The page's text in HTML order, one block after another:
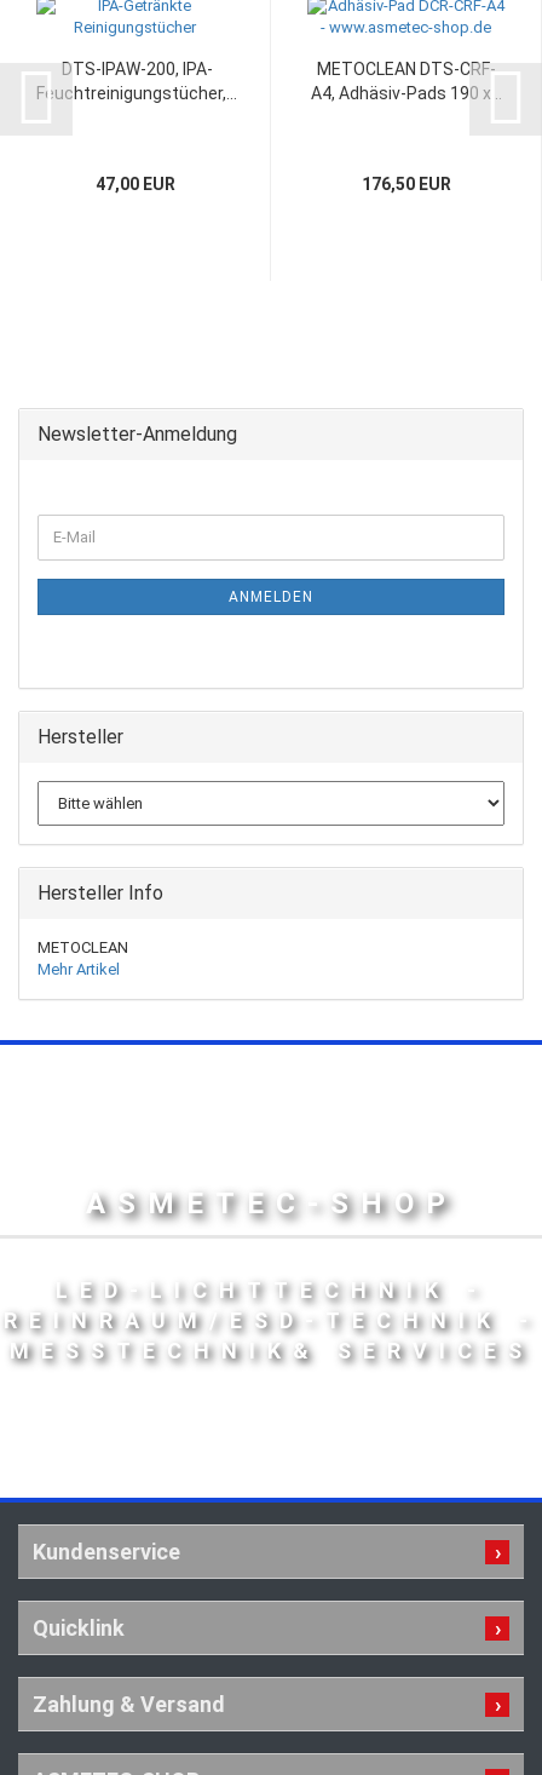
DTS-IPAW-200, IPA-
Feuchtreinigungstücher,...
47,00 EUR
METOCLEAN DTS-CRF-
A4, Adhäsiv-Pads 190 x...
176,50 EUR
Newsletter-Anmeldung
ANMELDEN
Hersteller
Hersteller Info
METOCLEAN
Mehr Artikel
ASMETEC-SHOP
LED-LICHTTECHNIK -
REINRAUM/ESD-TECHNIK -
MESSTECHNIK& SERVICES
Kundenservice
Quicklink
Zahlung & Versand